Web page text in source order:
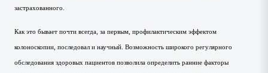
застрахованного.
Как это бывает почти всегда, за первым, профилактическим эффектом
колоноскопии, последовал и научный. Возможность широкого регулярного
обследования здоровых пациентов позволила определить ранние факторы